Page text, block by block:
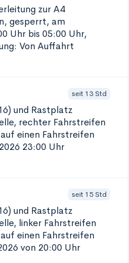
zur A4
gesperrt, am
Uhr bis 05:00 Uhr,
Von Auffahrt
seit 13 Std
und Rastplatz
rechter Fahrstreifen
einen Fahrstreifen
23:00 Uhr
seit 15 Std
und Rastplatz
linker Fahrstreifen
einen Fahrstreifen
von 20:00 Uhr